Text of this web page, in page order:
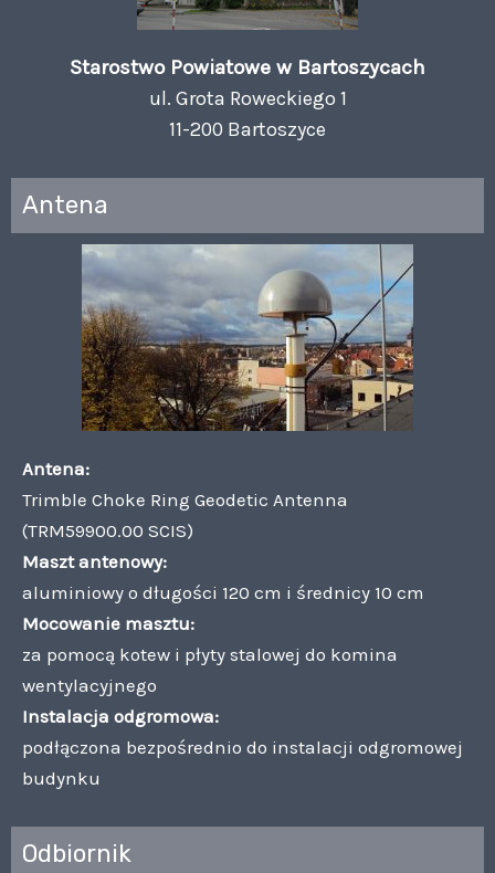
Starostwo Powiatowe w Bartoszycach
ul. Grota Roweckiego 1
11-200 Bartoszyce
Antena
Antena:
Trimble Choke Ring Geodetic Antenna
(TRM59900.00 SCIS)
Maszt antenowy:
aluminiowy o długości 120 cm i średnicy 10 cm
Mocowanie masztu:
za pomocą kotew i płyty stalowej do komina
wentylacyjnego
Instalacja odgromowa:
podłączona bezpośrednio do instalacji odgromowej
budynku
Odbiornik